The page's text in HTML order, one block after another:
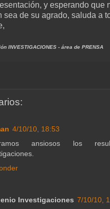
y esperando que
sea de su agrado, saluda a
INVESTIGACIONES - área de PRENSA
4/10/10, 18:53
ansiosos los
Investigaciones 7/10/10,